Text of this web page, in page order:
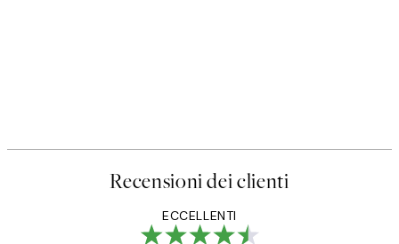
Recensioni dei clienti
ECCELLENTI